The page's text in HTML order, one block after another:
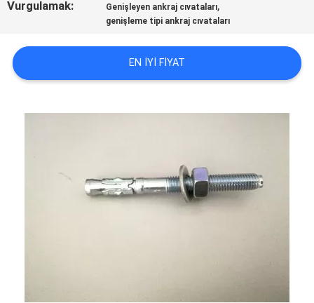
TEKLIF
ISTEĞI
SITE
PRIVACY
Vurgulamak:
Genişleyen ankraj cıvataları,
genişleme tipi ankraj cıvataları
EN IYI FIYAT